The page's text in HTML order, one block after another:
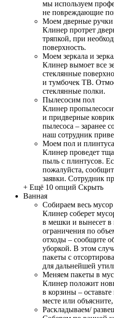
мы используем
не повреждающие
Моем дверные ручки
Клинер протрет
тряпкой, при
поверхность.
Моем зеркала и
Клинер вымоет все
стеклянные
и тумбочек ТВ.
стеклянные полки.
Пылесосим пол
Клинер
и придверные
пылесоса – заранее
наш сотрудник
Моем пол и плинтуса
Клинер проведет
пыль с плинтусов.
пожалуйста,
заявки. Сотрудник
+ Ещё 10 опций Скрыть
Ванная
Собираем весь мусор
Клинер соберет
в мешки и вынесет в
ограничения по
отходы – сообщите
уборкой. В этом
пакеты с
для дальнейшей
Меняем пакеты в
Клинер положит
в корзины –
месте или
Раскладываем/